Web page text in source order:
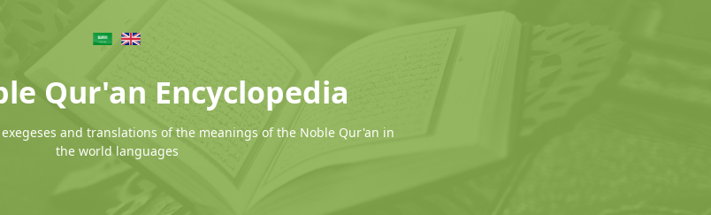
Qur'an Encyclopedia
and translations of the meanings of the Noble Qur'an in
the world languages